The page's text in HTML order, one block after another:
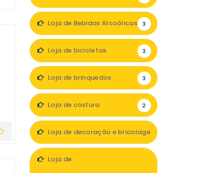
Loja de Bebidas Alcoólicas 3
Loja de bicicletas 3
Loja de brinquedos 3
Loja de costura 2
Loja de decoração e bricolage
Loja de